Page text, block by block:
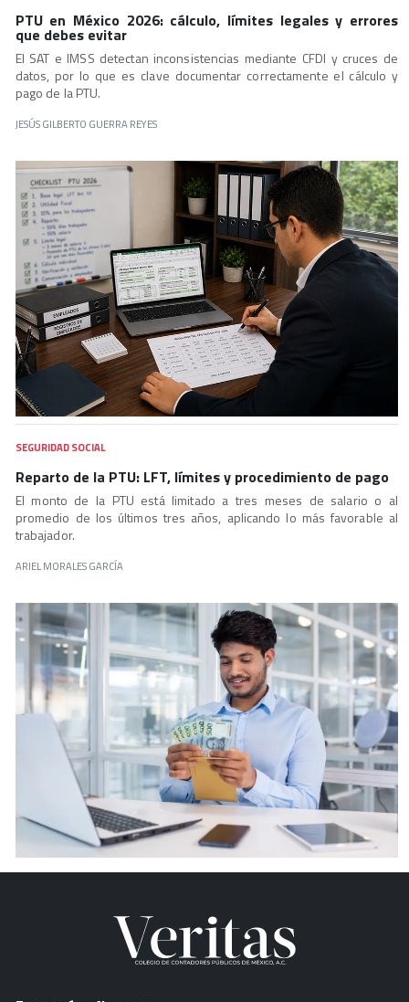
PTU en México 2026: cálculo, límites legales y errores
que debes evitar
El SAT e IMSS detectan inconsistencias mediante CFDI y cruces de
datos, por lo que es clave documentar correctamente el cálculo y
pago de la PTU.
JESÚS GILBERTO GUERRA REYES
SEGURIDAD SOCIAL
Reparto de la PTU: LFT, límites y procedimiento de pago
El monto de la PTU está limitado a tres meses de salario o al
promedio de los últimos tres años, aplicando lo más favorable al
trabajador.
ARIEL MORALES GARCÍA